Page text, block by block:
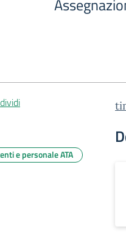
e personale ATA